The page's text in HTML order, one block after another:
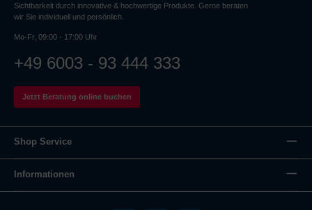
Sichtbarkeit durch innovative & hochwertige Produkte. Gerne beraten
wir Sie individuell und persönlich.
Mo-Fr, 09:00 - 17:00 Uhr
+49 6003 - 93 444 333
Jetzt Beratung online buchen
Shop Service
Informationen